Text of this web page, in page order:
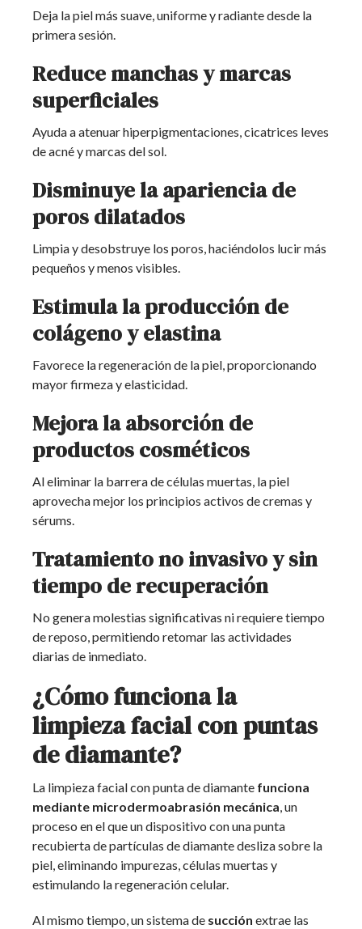
Deja la piel más suave, uniforme y radiante desde la
primera sesión.
Reduce manchas y marcas
superficiales
Ayuda a atenuar hiperpigmentaciones, cicatrices leves
de acné y marcas del sol.
Disminuye la apariencia de
poros dilatados
Limpia y desobstruye los poros, haciéndolos lucir más
pequeños y menos visibles.
Estimula la producción de
colágeno y elastina
Favorece la regeneración de la piel, proporcionando
mayor firmeza y elasticidad.
Mejora la absorción de
productos cosméticos
Al eliminar la barrera de células muertas, la piel
aprovecha mejor los principios activos de cremas y
sérums.
Tratamiento no invasivo y sin
tiempo de recuperación
No genera molestias significativas ni requiere tiempo
de reposo, permitiendo retomar las actividades
diarias de inmediato.
¿Cómo funciona la
limpieza facial con puntas
de diamante?
La limpieza facial con punta de diamante funciona
mediante microdermoabrasión mecánica, un
proceso en el que un dispositivo con una punta
recubierta de partículas de diamante desliza sobre la
piel, eliminando impurezas, células muertas y
estimulando la regeneración celular.
Al mismo tiempo, un sistema de succión extrae las